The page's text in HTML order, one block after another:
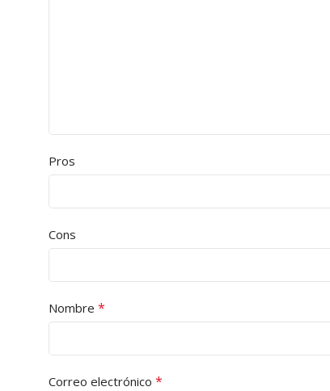
Pros
Cons
Nombre *
Correo electrónico *